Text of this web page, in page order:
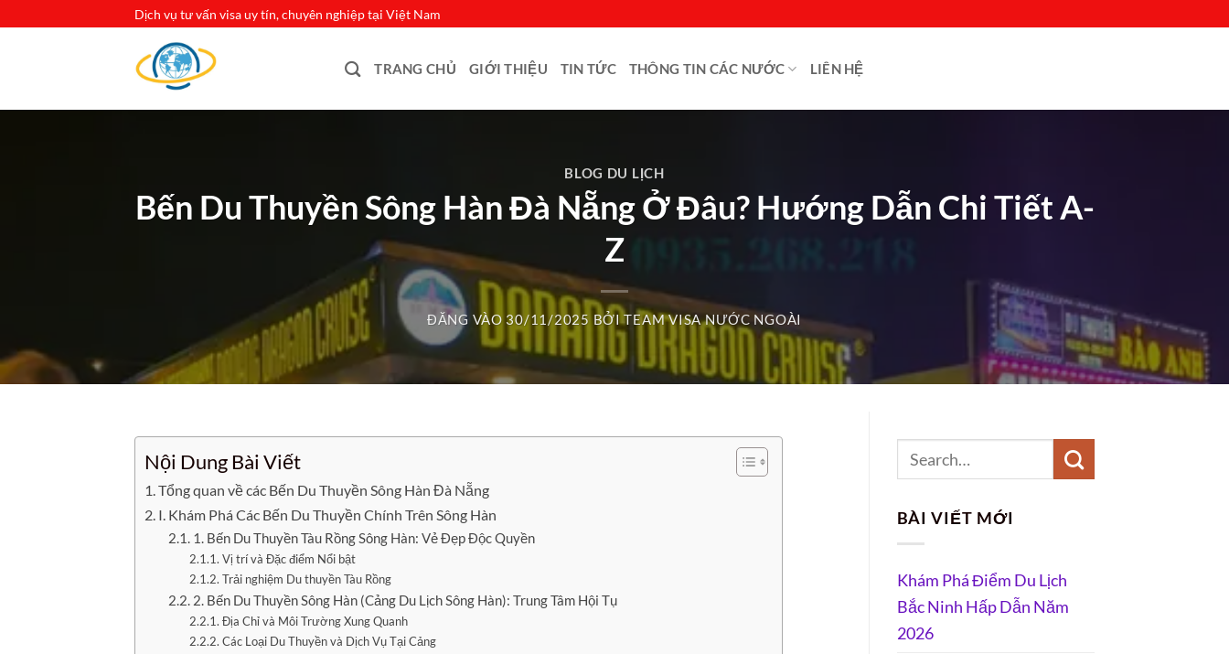
Dịch vụ tư vấn visa uy tín, chuyên nghiệp tại Việt Nam
TRANG CHỦ GIỚI THIỆU TIN TỨC THÔNG TIN CÁC NƯỚC LIÊN HỆ
BLOG DU LỊCH
Bến Du Thuyền Sông Hàn Đà Nẵng Ở Đâu? Hướng Dẫn Chi Tiết A-
Z
ĐĂNG VÀO 30/11/2025 BỞITEAM VISA NƯỚC NGOÀI
Nội Dung Bài Viết
Tổng quan về các Bến Du Thuyền Sông Hàn Đà Nẵng
I. Khám Phá Các Bến Du Thuyền Chính Trên Sông Hàn
1. Bến Du Thuyền Tàu Rồng Sông Hàn: Vẻ Đẹp Độc Quyền
Vị trí và Đặc điểm Nổi bật
Trải nghiệm Du thuyền Tàu Rồng
2. Bến Du Thuyền Sông Hàn (Cảng Du Lịch Sông Hàn): Trung Tâm Hội Tụ
Địa Chỉ và Môi Trường Xung Quanh
Các Loại Du Thuyền và Dịch Vụ Tại Cảng
BÀI VIẾT MỚI
Khám Phá Điểm Du Lịch
Bắc Ninh Hấp Dẫn Năm
2026